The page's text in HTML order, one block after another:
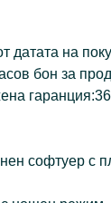
датата на
бон за
софтуер с